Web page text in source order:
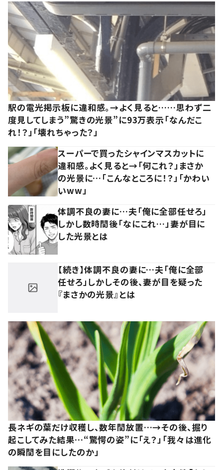
駅の電光掲示板に違和感。→よく見ると……思わず二
度見してしまう”驚きの光景”に93万表示「なんだこ
れ！？」「壊れちゃった？」
スーパーで買ったシャインマスカットに
違和感。よく見ると→「何これ？」まさか
の光景に…「こんなところに！？」「かわい
いww」
体調不良の妻に…夫「俺に全部任せろ」
しかし数時間後「なにこれ…」妻が目に
した光景とは
【続き】体調不良の妻に…夫「俺に全部
任せろ」しかしその後、妻が目を疑った
『まさかの光景』とは
長ネギの葉だけ収穫し、数年間放置…→その後、掘り
起こしてみた結果…“驚愕の姿”に「え？」「我々は進化
の瞬間を目にしたのか」